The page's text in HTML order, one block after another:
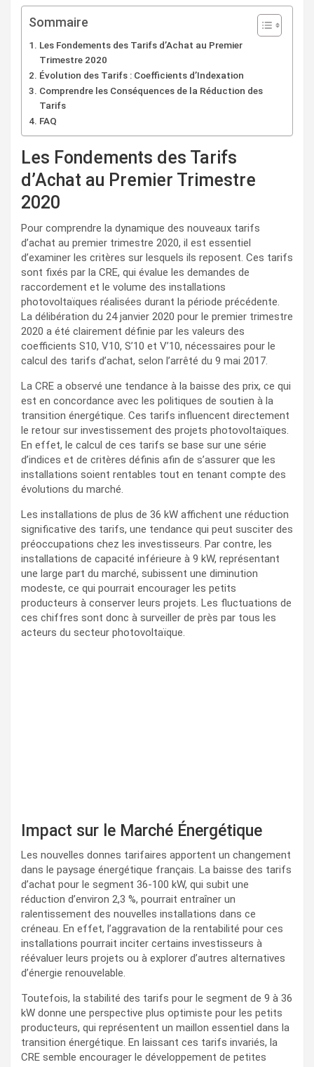
Sommaire
Les Fondements des Tarifs d’Achat au Premier
Trimestre 2020
Évolution des Tarifs : Coefficients d’Indexation
Comprendre les Conséquences de la Réduction des
Tarifs
FAQ
Les Fondements des Tarifs
d’Achat au Premier Trimestre
2020
Pour comprendre la dynamique des nouveaux tarifs
d’achat au premier trimestre 2020, il est essentiel
d’examiner les critères sur lesquels ils reposent. Ces tarifs
sont fixés par la CRE, qui évalue les demandes de
raccordement et le volume des installations
photovoltaïques réalisées durant la période précédente.
La délibération du 24 janvier 2020 pour le premier trimestre
2020 a été clairement définie par les valeurs des
coefficients S10, V10, S’10 et V’10, nécessaires pour le
calcul des tarifs d’achat, selon l’arrêté du 9 mai 2017.
La CRE a observé une tendance à la baisse des prix, ce qui
est en concordance avec les politiques de soutien à la
transition énergétique. Ces tarifs influencent directement
le retour sur investissement des projets photovoltaïques.
En effet, le calcul de ces tarifs se base sur une série
d’indices et de critères définis afin de s’assurer que les
installations soient rentables tout en tenant compte des
évolutions du marché.
Les installations de plus de 36 kW affichent une réduction
significative des tarifs, une tendance qui peut susciter des
préoccupations chez les investisseurs. Par contre, les
installations de capacité inférieure à 9 kW, représentant
une large part du marché, subissent une diminution
modeste, ce qui pourrait encourager les petits
producteurs à conserver leurs projets. Les fluctuations de
ces chiffres sont donc à surveiller de près par tous les
acteurs du secteur photovoltaïque.
Impact sur le Marché Énergétique
Les nouvelles donnes tarifaires apportent un changement
dans le paysage énergétique français. La baisse des tarifs
d’achat pour le segment 36-100 kW, qui subit une
réduction d’environ 2,3 %, pourrait entraîner un
ralentissement des nouvelles installations dans ce
créneau. En effet, l’aggravation de la rentabilité pour ces
installations pourrait inciter certains investisseurs à
réévaluer leurs projets ou à explorer d’autres alternatives
d’énergie renouvelable.
Toutefois, la stabilité des tarifs pour le segment de 9 à 36
kW donne une perspective plus optimiste pour les petits
producteurs, qui représentent un maillon essentiel dans la
transition énergétique. En laissant ces tarifs invariés, la
CRE semble encourager le développement de petites